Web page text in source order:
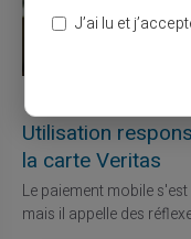
Utilisation
la carte Veritas
Le paiement mobile
mais il appelle des
J’ai lu et